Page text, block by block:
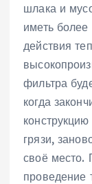
шлака и
иметь
действия
фильтра
когда
грязи,
своё место.
проведение